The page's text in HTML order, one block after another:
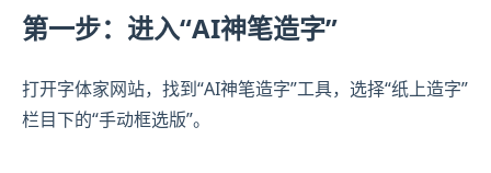
第一步：进入“AI神笔造字”
打开字体家网站，找到“AI神笔造字”工具，选择“纸上造字”
栏目下的“手动框选版”。